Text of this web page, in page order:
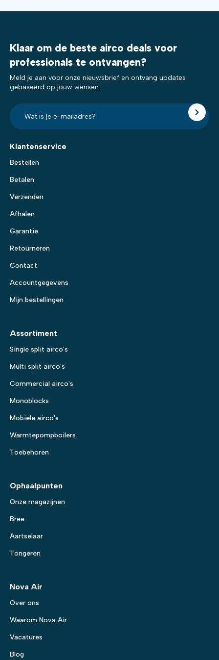
Klaar om de beste airco deals voor
professionals te ontvangen?
Meld je aan voor onze nieuwsbrief en ontvang updates
gebaseerd op jouw wensen.
E-
mailadres?
*
Klantenservice
Bestellen
Betalen
Verzenden
Afhalen
Garantie
Retourneren
Contact
Accountgegevens
Mijn bestellingen
Assortiment
Single split airco's
Multi split airco's
Commercial airco's
Monoblocks
Mobiele airco's
Warmtepompboilers
Toebehoren
Ophaalpunten
Onze magazijnen
Bree
Aartselaar
Tongeren
Nova Air
Over ons
Waarom Nova Air
Vacatures
Blog